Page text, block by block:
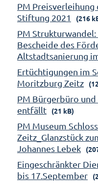
PM
Stiftung 2021
(216
PM
Bescheide des
Altstadtsanierung
Ertüchtigungen im
Moritzburg Zeitz
PM Bürgerbüro
entfällt
(21 kB)
PM Museum
Zeitz_Glanzstück
Johannes Lebek
Eingeschränkter
bis 17.September